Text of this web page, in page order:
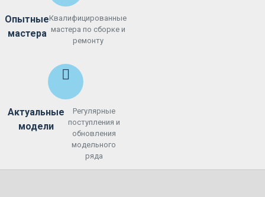
Опытные
мастера
Квалифицированные
мастера по сборке и
ремонту
Актуальные
модели
Регулярные
поступления и
обновления
модельного
ряда